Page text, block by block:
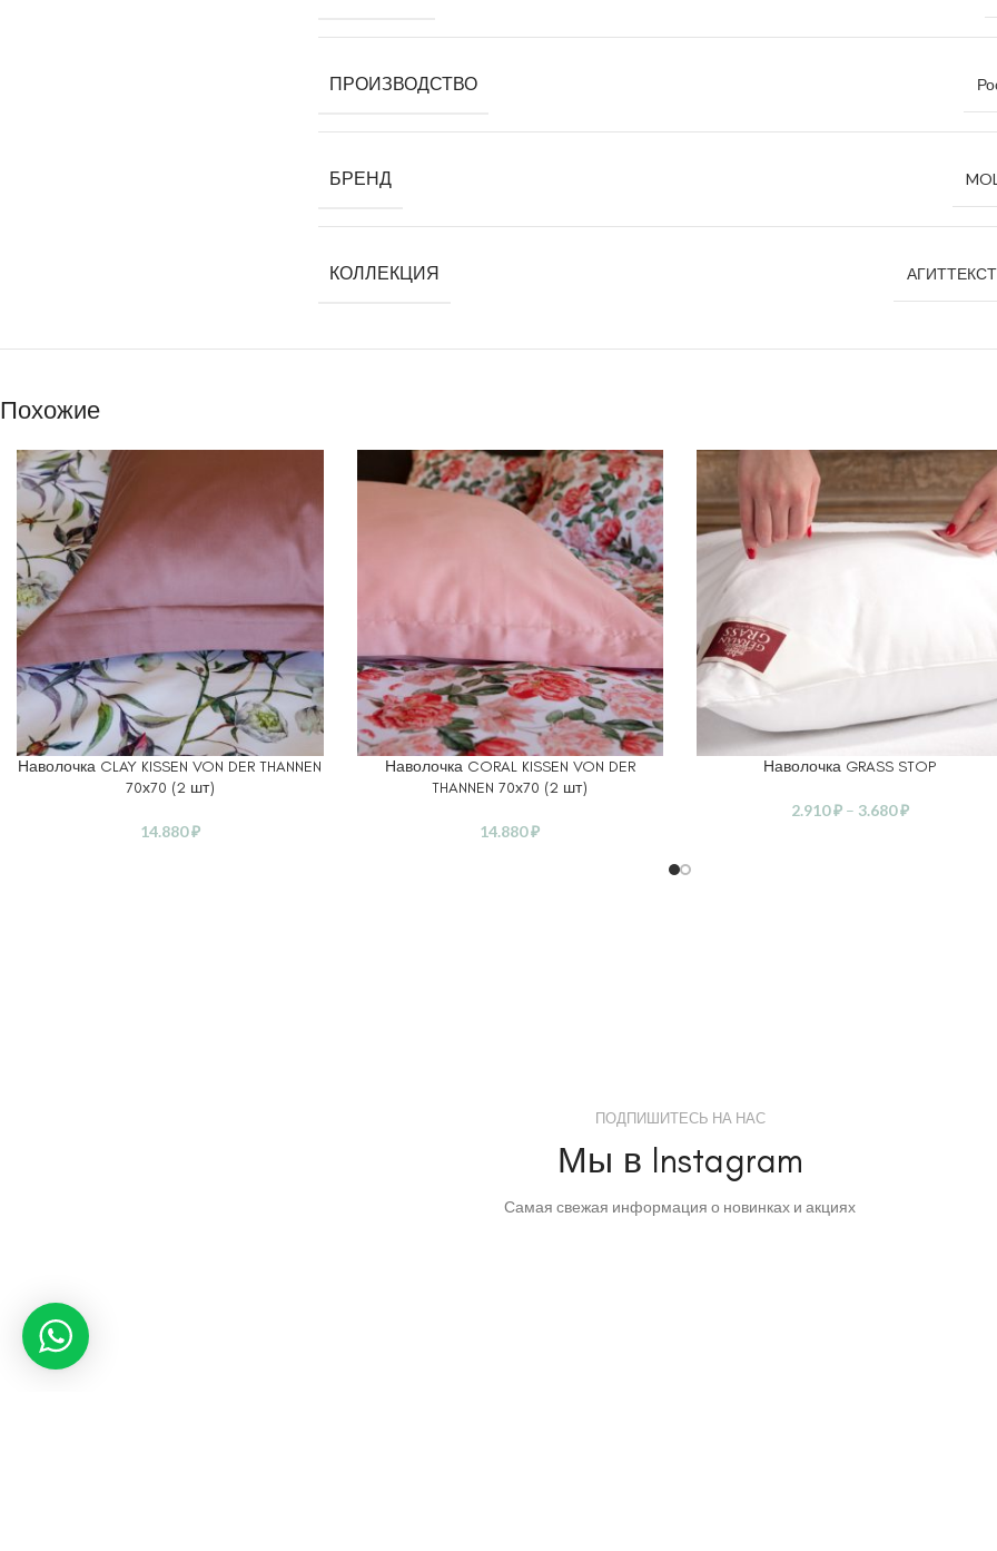
ПРОИЗВОДСТВО
БРЕНД
КОЛЛЕКЦИЯ
Похожие
В КОРЗИНУ
Наволочка CLAY KISSEN VON DER THANNEN
70х70 (2 шт)
14.880₽
В КОРЗИНУ
Наволочка CORAL KISSEN VON DER
THANNEN 70х70 (2 шт)
14.880₽
ВЫБЕРИТЕ ПАРАМЕТРЫ
Наволочка GRASS STOP
2.910₽ – 3.680₽
ПОДПИШИТЕСЬ НА НАС
Мы в Instagram
Самая свежая информация о новинках и акциях